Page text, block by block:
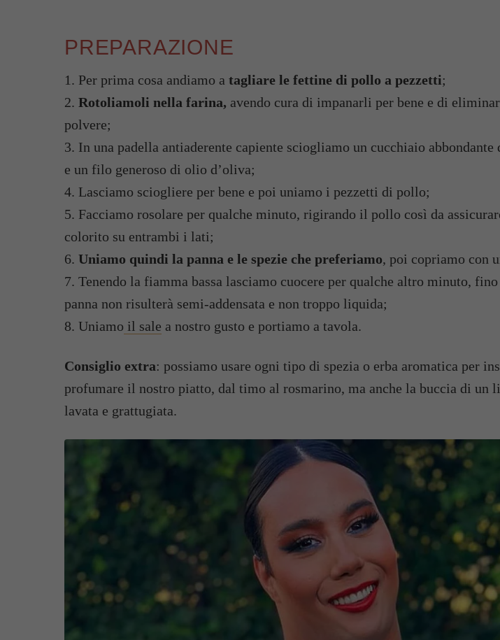
PREPARAZIONE
1. Per prima cosa andiamo a tagliare le fettine di pollo a pezzetti;
2. Rotoliamoli nella farina, avendo cura di impanarli per bene e di
polvere;
3. In una padella antiaderente capiente sciogliamo un cucchiaio abbondante
e un filo generoso di olio d’oliva;
4. Lasciamo sciogliere per bene e poi uniamo i pezzetti di pollo;
5. Facciamo rosolare per qualche minuto, rigirando il pollo così da
colorito su entrambi i lati;
6. Uniamo quindi la panna e le spezie che preferiamo, poi copriamo con
7. Tenendo la fiamma bassa lasciamo cuocere per qualche altro minuto, fino
panna non risulterà semi-addensata e non troppo liquida;
8. Uniamo il sale a nostro gusto e portiamo a tavola.
Consiglio extra: possiamo usare ogni tipo di spezia o erba aromatica per
profumare il nostro piatto, dal timo al rosmarino, ma anche la buccia di un
lavata e grattugiata.